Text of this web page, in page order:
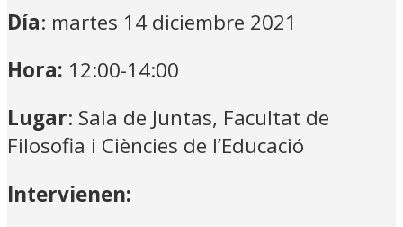
Día: martes 14 diciembre 2021
Hora: 12:00-14:00
Lugar: Sala de Juntas, Facultat de
Filosofia i Ciències de l’Educació
Intervienen: